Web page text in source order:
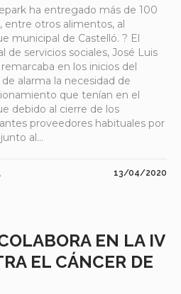
ha entregado más de 100
entre otros alimentos, al
municipal de Castelló. ? El
de servicios sociales, José Luis
en los inicios del
alarma la necesidad de
que tenían en el
debido al cierre de los
proveedores habituales por
al...
13/04/2020
EN LA IV
EL CÁNCER DE